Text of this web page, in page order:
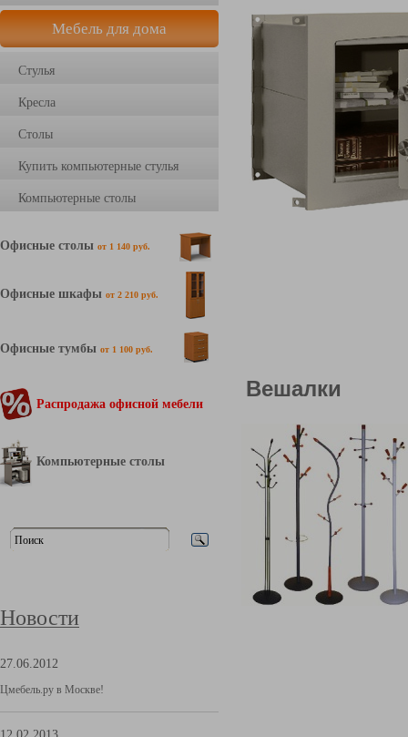
Мебель для дома
Стулья
Кресла
Столы
Купить компьютерные стулья
Компьютерные столы
Офисные столы от 1 140 руб.
Офисные шкафы от 2 210 руб.
Офисные тумбы от 1 100 руб.
Распродажа офисной мебели
Компьютерные столы
Новости
27.06.2012
Цмебель.ру в Москве!
Вешалки